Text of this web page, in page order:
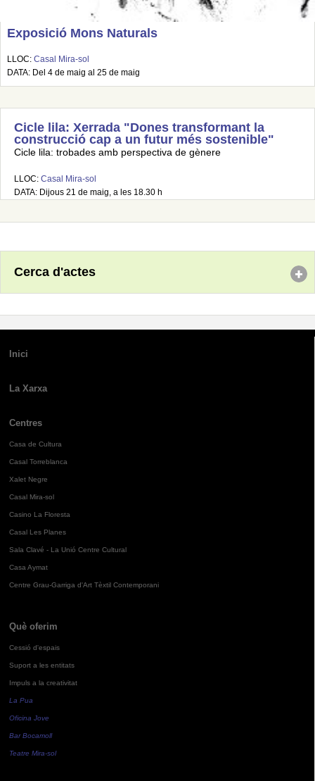
Exposició Mons Naturals
LLOC: Casal Mira-sol
DATA: Del 4 de maig al 25 de maig
Cicle lila: Xerrada "Dones transformant la
construcció cap a un futur més sostenible"
Cicle lila: trobades amb perspectiva de gènere
LLOC: Casal Mira-sol
DATA: Dijous 21 de maig, a les 18.30 h
Cerca d'actes
Inici
La Xarxa
Centres
Casa de Cultura
Casal Torreblanca
Xalet Negre
Casal Mira-sol
Casino La Floresta
Casal Les Planes
Sala Clavé - La Unió Centre Cultural
Casa Aymat
Centre Grau-Garriga d'Art Tèxtil Contemporani
Què oferim
Cessió d'espais
Suport a les entitats
Impuls a la creativitat
La Pua
Oficina Jove
Bar Bocamoll
Teatre Mira-sol